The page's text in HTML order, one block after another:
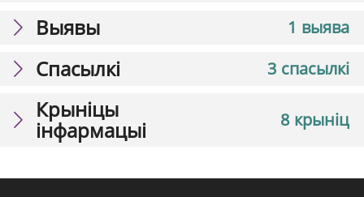
1 выява
Выявы
3 спасылкі
Спасылкі
8 крыніц
Крыніцы
інфармацыі